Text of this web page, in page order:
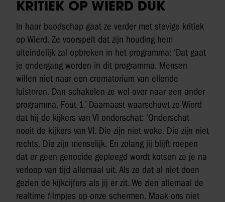
KRITIEK OP WIERD DUK
In haar boodschap gaat ze verder met stevige kritiek
op Wierd. Ze voorspelt dat zijn houding hem
uiteindelijk zal opbreken in het programma: ‘Dat gaat
je ondergang worden in dit programma. Mensen
willen niet naar een crematorium van ellende
luisteren. Dan schakelen ze wel over naar een ander
programma. Fout 1.’ Daarnaast waarschuwt ze Wierd
dat hij de kijkers van VI onderschat: ‘Onderschat
nooit de kijkers van VI. Die zijn niet woke. Die zijn niet
rechts. Die zijn menselijk. En zolang jij blijft roepen
dat er geen genocide gepleegd wordt kotsen ze je na
verloop van tijd allemaal uit. Als ze dat al niet doen
gezien de kijkcijfers als jij er zit. We zien allemaal de
realtime filmpjes op onze schermen. Maak ons niet